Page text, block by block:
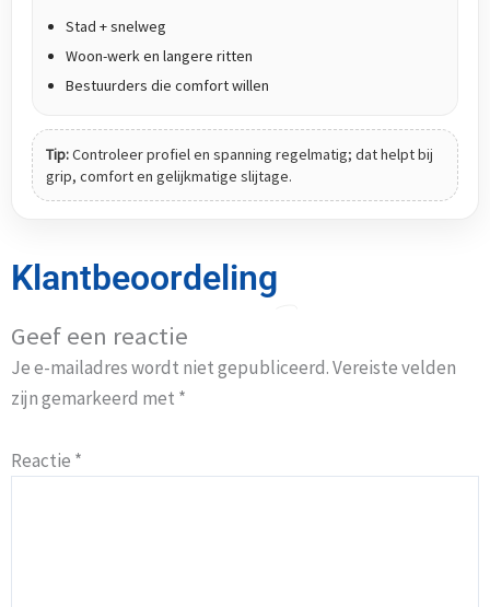
Stad + snelweg
Woon-werk en langere ritten
Bestuurders die comfort willen
Tip:Controleer profiel en spanning regelmatig; dat helpt bij
grip, comfort en gelijkmatige slijtage.
Klantbeoordeling
Geef een reactie
Je e-mailadres wordt niet gepubliceerd.Vereiste velden
zijn gemarkeerd met *
Reactie *